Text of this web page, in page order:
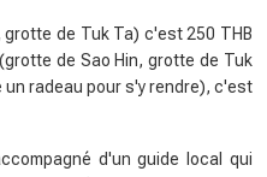
de Tuk Ta) c'est 250 THB
de Sao Hin, grotte de Tuk
radeau pour s'y rendre), c'est
d'un guide local qui